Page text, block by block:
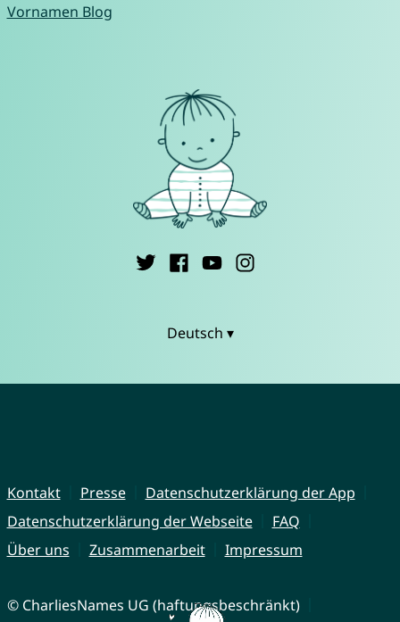
Vornamen Blog
Deutsch ▾
Kontakt Presse
Datenschutzerklärung der App
Datenschutzerklärung der Webseite
FAQ
Über uns
Zusammenarbeit Impressum
© CharliesNames UG (haftungsbeschränkt)